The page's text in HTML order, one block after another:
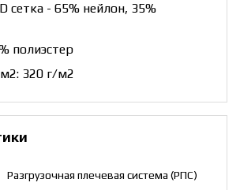
сетка - 65% нейлон, 35%
полиэстер
320 г/м2
Разгрузочная плечевая система (РПС)